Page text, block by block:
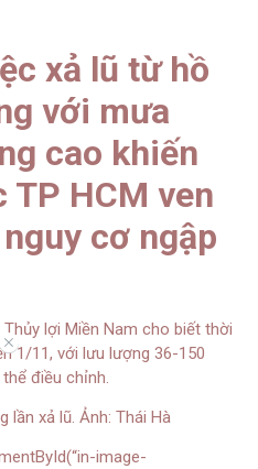
xả lũ từ hồ
với mưa
cao khiến
TP HCM ven
cơ ngập
lợi Miền Nam cho biết thời
1/11, với lưu lượng 36-150
điều chỉnh.
//
image-